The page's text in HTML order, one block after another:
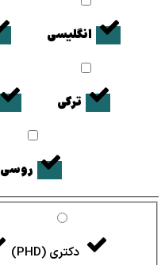
انگلیسی
ترکی
روسی
دکتری (PHD)